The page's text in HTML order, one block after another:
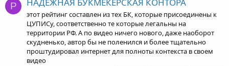
P НАДЕЖНАЯ БУКМЕКЕРСКАЯ КОНТОРА
этот рейтинг составлен из тех БК, которые присоединены к
ЦУПИСу, соответственно те которые легальны на
территории РФ. А по видео ничего нового, даже наоборот
скудненько, автор бы не поленился и более тщательно
проштудировал интернет для полноты контекста в своем
видео